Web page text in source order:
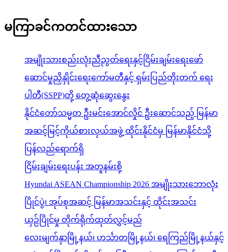
မကြာခင်ကတင်ထားသော
အမျိုးသားစည်းလုံးညီညွတ်ရေးနှင့်ငြိမ်းချမ်းရေးဖော်
ဆောင်မှုညှိနှိုင်းရေးကော်မတီနှင့် ရှမ်းပြည်တိုးတက် ရေး
ပါတီ(SSPP)တို့ တွေ့ဆုံဆွေးနွေး
နိုင်ငံတော်သမ္မတ ဦးမင်းအောင်လှိုင် ဦးဆောင်သည့် မြန်မာ
အဆင့်မြင့်ကိုယ်စားလှယ်အဖွဲ့ ထိုင်းနိုင်ငံမှ မြန်မာနိုင်ငံသို့
ပြန်လည်ရောက်ရှိ
ငြိမ်းချမ်းရေးပန်း အတူနမ်းစို့
Hyundai ASEAN Championship 2026 အမျိုးသားဘောလုံး
ပြိုင်ပွဲ၊ အုပ်စုအဆင့် မြန်မာအသင်းနှင့် ထိုင်းအသင်း
ယှဉ်ပြိုင်မှု တိုက်ရိုက်ထုတ်လွှင့်မည်
လေးမျက်နှာမြို့နယ်၊ ဟင်္သာတမြို့နယ်၊ ရေကြည်မြို့နယ်နှင့်